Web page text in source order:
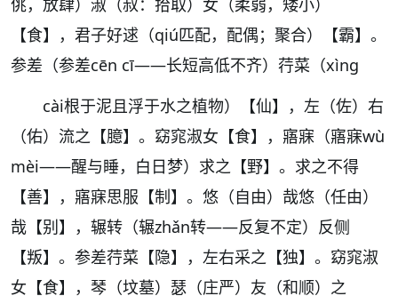
佻，放肆）淑（叔：拾取）女（柔弱，矮小）
【食】，君子好逑（qiú匹配，配偶；聚合）【霸】。
参差（参差cēn cī——长短高低不齐）荇菜（xìng
cài根于泥且浮于水之植物）【仙】，左（佐）右
（佑）流之【臆】。窈窕淑女【食】，寤寐（寤寐wù
mèi——醒与睡，白日梦）求之【野】。求之不得
【善】，寤寐思服【制】。悠（自由）哉悠（任由）
哉【别】，辗转（辗zhǎn转——反复不定）反侧
【叛】。参差荇菜【隐】，左右采之【独】。窈窕淑
女【食】，琴（坟墓）瑟（庄严）友（和顺）之